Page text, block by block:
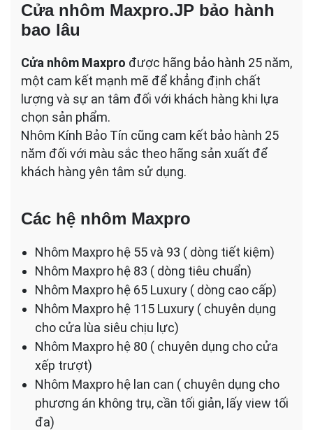
Cửa nhôm Maxpro.JP bảo hành
bao lâu
Cửa nhôm Maxpro được hãng bảo hành 25 năm,
một cam kết mạnh mẽ để khẳng định chất
lượng và sự an tâm đối với khách hàng khi lựa
chọn sản phẩm.
Nhôm Kính Bảo Tín cũng cam kết bảo hành 25
năm đối với màu sắc theo hãng sản xuất để
khách hàng yên tâm sử dụng.
Các hệ nhôm Maxpro
Nhôm Maxpro hệ 55 và 93 ( dòng tiết kiệm)
Nhôm Maxpro hệ 83 ( dòng tiêu chuẩn)
Nhôm Maxpro hệ 65 Luxury ( dòng cao cấp)
Nhôm Maxpro hệ 115 Luxury ( chuyên dụng
cho cửa lùa siêu chịu lực)
Nhôm Maxpro hệ 80 ( chuyên dụng cho cửa
xếp trượt)
Nhôm Maxpro hệ lan can ( chuyên dụng cho
phương án không trụ, cần tối giản, lấy view tối
đa)